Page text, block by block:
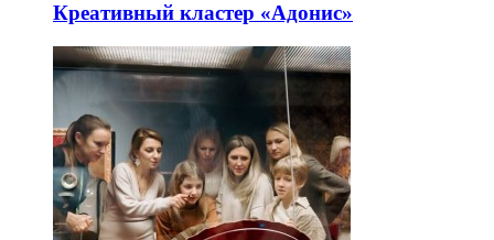
Креативный кластер «Адонис»